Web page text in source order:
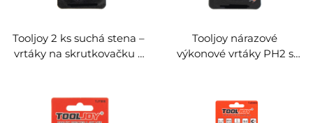
Tooljoy 2 ks suchá stena –
vrtáky na skrutkovačku s
zámkovým kruhom,
šesťhranný hriadeľ 1/4",
Tooljoy nárazové
výkonové vrtáky PH2 s
šesťhranný hriadeľ 1/4" |
priemyselná kvalita